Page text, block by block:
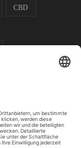
CBD